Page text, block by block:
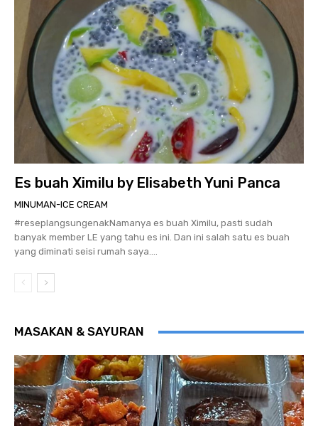
Es buah Ximilu by Elisabeth Yuni Panca
MINUMAN-ICE CREAM
#reseplangsungenakNamanya es buah Ximilu, pasti sudah
banyak member LE yang tahu es ini. Dan ini salah satu es buah
yang diminati seisi rumah saya....
MASAKAN & SAYURAN